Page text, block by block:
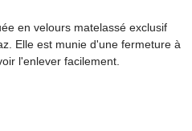
en velours matelassé exclusif
Elle est munie d'une fermeture à
l'enlever facilement.